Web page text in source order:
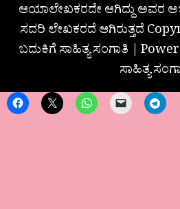
ಆಯಾಲೇಖಕರದೇ ಆಗಿದ್ದು ಅವರ
ಸದರಿ ಲೇಖಕರದೆ ಆಗಿರುತ್ತದೆ
ಬದುಕಿಗೆ ಸಾಹಿತ್ಯ ಸಂಗಾತಿ |
ಸಾಹಿತ್ಯ